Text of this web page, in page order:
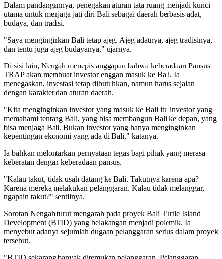
Dalam pandangannya, penegakan aturan tata ruang menjadi kunci
utama untuk menjaga jati diri Bali sebagai daerah berbasis adat,
budaya, dan tradisi.
"Saya menginginkan Bali tetap ajeg. Ajeg adatnya, ajeg tradisinya,
dan tentu juga ajeg budayanya," ujarnya.
Di sisi lain, Nengah menepis anggapan bahwa keberadaan Pansus
TRAP akan membuat investor enggan masuk ke Bali. Ia
menegaskan, investasi tetap dibutuhkan, namun harus sejalan
dengan karakter dan aturan daerah.
"Kita menginginkan investor yang masuk ke Bali itu investor yang
memahami tentang Bali, yang bisa membangun Bali ke depan, yang
bisa menjaga Bali. Bukan investor yang hanya menginginkan
kepentingan ekonomi yang ada di Bali," katanya.
Ia bahkan melontarkan pernyataan tegas bagi pihak yang merasa
keberatan dengan keberadaan pansus.
"Kalau takut, tidak usah datang ke Bali. Takutnya karena apa?
Karena mereka melakukan pelanggaran. Kalau tidak melanggar,
ngapain takut?" sentilnya.
Sorotan Nengah turut mengarah pada proyek Bali Turtle Island
Development (BTID) yang belakangan menjadi polemik. Ia
menyebut adanya sejumlah dugaan pelanggaran serius dalam proyek
tersebut.
"BTID sekarang banyak ditemukan pelanggaran. Pelanggaran